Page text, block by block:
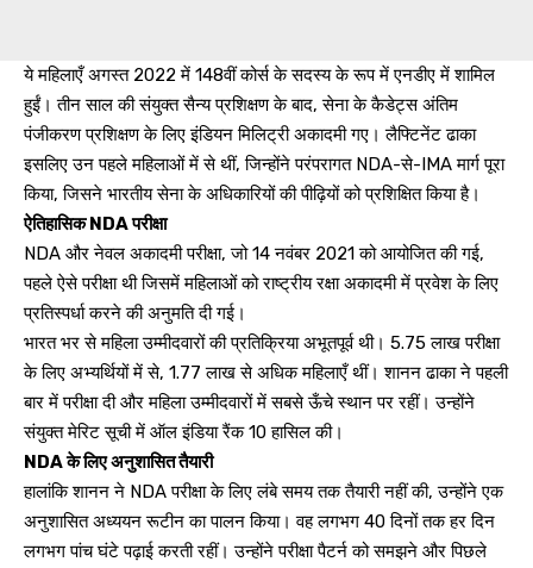
ये महिलाएँ अगस्त 2022 में 148वीं कोर्स के सदस्य के रूप में एनडीए में शामिल
हुईं। तीन साल की संयुक्त सैन्य प्रशिक्षण के बाद, सेना के कैडेट्स अंतिम
पंजीकरण प्रशिक्षण के लिए इंडियन मिलिट्री अकादमी गए। लैफ्टिनेंट ढाका
इसलिए उन पहले महिलाओं में से थीं, जिन्होंने परंपरागत NDA-से-IMA मार्ग पूरा
किया, जिसने भारतीय सेना के अधिकारियों की पीढ़ियों को प्रशिक्षित किया है।
ऐतिहासिक NDA परीक्षा
NDA और नेवल अकादमी परीक्षा, जो 14 नवंबर 2021 को आयोजित की गई,
पहले ऐसे परीक्षा थी जिसमें महिलाओं को राष्ट्रीय रक्षा अकादमी में प्रवेश के लिए
प्रतिस्पर्धा करने की अनुमति दी गई।
भारत भर से महिला उम्मीदवारों की प्रतिक्रिया अभूतपूर्व थी। 5.75 लाख परीक्षा
के लिए अभ्यर्थियों में से, 1.77 लाख से अधिक महिलाएँ थीं। शानन ढाका ने पहली
बार में परीक्षा दी और महिला उम्मीदवारों में सबसे ऊँचे स्थान पर रहीं। उन्होंने
संयुक्त मेरिट सूची में ऑल इंडिया रैंक 10 हासिल की।
NDA के लिए अनुशासित तैयारी
हालांकि शानन ने NDA परीक्षा के लिए लंबे समय तक तैयारी नहीं की, उन्होंने एक
अनुशासित अध्ययन रूटीन का पालन किया। वह लगभग 40 दिनों तक हर दिन
लगभग पांच घंटे पढ़ाई करती रहीं। उन्होंने परीक्षा पैटर्न को समझने और पिछले